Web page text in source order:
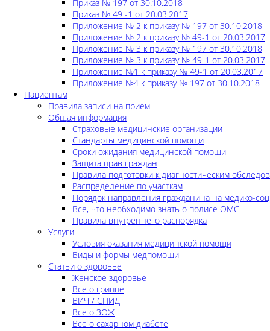
Приказ № 197 от 30.10.2018
Приказ № 49 -1 от 20.03.2017
Приложение № 2 к приказу № 197 от 30.10.2018
Приложение № 2 к приказу № 49-1 от 20.03.2017
Приложение № 3 к приказу № 197 от 30.10.2018
Приложение № 3 к приказу № 49-1 от 20.03.2017
Приложение №1 к приказу № 49-1 от 20.03.2017
Приложение №4 к приказу № 197 от 30.10.2018
Пациентам
Правила записи на прием
Общая информация
Страховые медицинские организации
Стандарты медицинской помощи
Сроки ожидания медицинской помощи
Защита прав граждан
Правила подготовки к диагностическим
Распределение по участкам
Порядок направления гражданина на медико-
Все, что необходимо знать о полисе ОМС
Правила внутреннего распорядка
Услуги
Условия оказания медицинской помощи
Виды и формы медпомощи
Статьи о здоровье
Женское здоровье
Все о гриппе
ВИЧ / СПИД
Все о ЗОЖ
Все о сахарном диабете